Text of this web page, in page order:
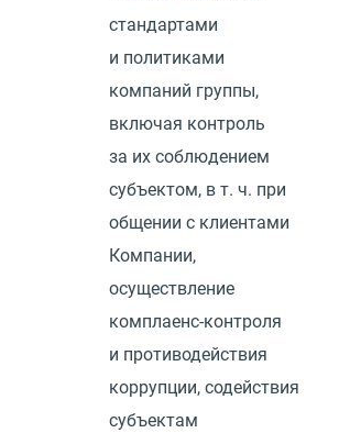
стандартами
и политиками
компаний группы,
включая контроль
за их соблюдением
субъектом, в т. ч. при
общении с клиентами
Компании,
осуществление
комплаенс-контроля
и противодействия
коррупции, содействия
субъектам